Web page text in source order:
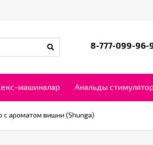
8-777-099-96-
машиналар Анальды
ароматом вишни (Shunga)